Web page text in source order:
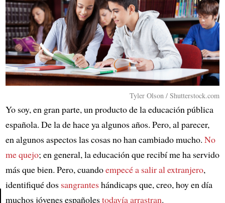
Tyler Olson / Shutterstock.com
Yo soy, en gran parte, un producto de la educación pública
española. De la de hace ya algunos años. Pero, al parecer,
en algunos aspectos las cosas no han cambiado mucho. No
me quejo; en general, la educación que recibí me ha servido
más que bien. Pero, cuandoempecé a salir al extranjero,
identifiqué dos sangranteshándicaps que, creo, hoy en día
muchos jóvenes españolestodavía arrastran.